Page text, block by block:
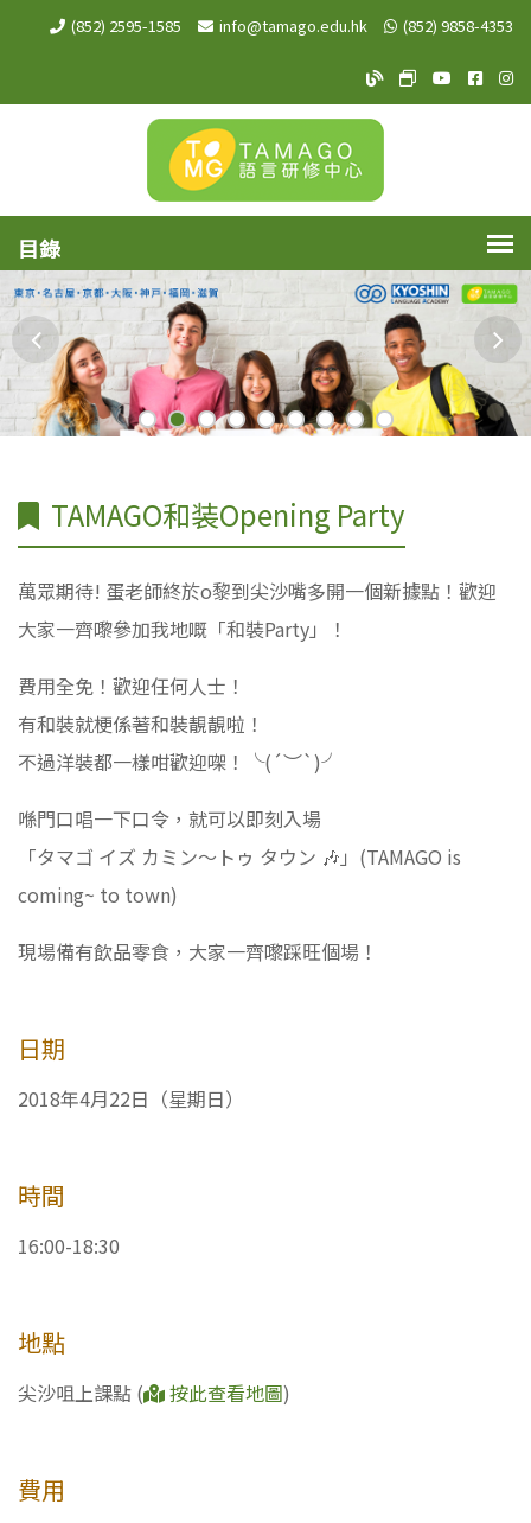
(852) 2595-1585 info@tamago.edu.hk (852) 9858-4353
TAMAGO Blog
TAMAGO MeWe
TAMAGO
TAMAGO和装Opening Party
萬眾期待! 蛋老師終於o黎到尖沙嘴多開一個新據點！歡迎
大家一齊嚟參加我地嘅「和裝Party」！
費用全免！歡迎任何人士！
有和裝就梗係著和裝靚靚啦！
不過洋裝都一樣咁歡迎㗎！╰(´︶`)╯
喺門口唱一下口令，就可以即刻入場
「タマゴ イズ カミン〜トゥ タウン 🎶」(TAMAGO is
coming~ to town)
現場備有飲品零食，大家一齊嚟踩旺個場！
日期
2018年4月22日（星期日）
時間
16:00-18:30
地點
尖沙咀上課點 ( 按此查看地圖)
費用